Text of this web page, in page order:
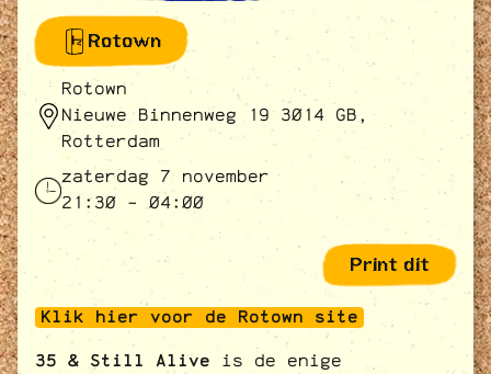
Rotown
Rotown
Nieuwe Binnenweg 19 3014 GB,
Rotterdam
zaterdag 7 november
21:30 - 04:00
Print dit
Klik hier voor de Rotown site
35 & Still Alive is de enige